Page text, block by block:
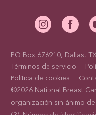
PO Box 676910, Dallas,
Términos de servicio
Política de cookies
©2026 National Breast
organización sin ánimo